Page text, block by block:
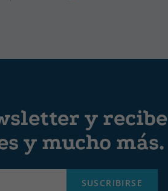
y recibe
y mucho más.
SUSCRIBIRSE